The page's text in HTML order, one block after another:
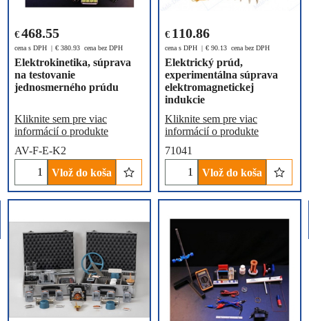
€ 468.55
cena s DPH € 380.93 cena bez DPH
Elektrokinetika, súprava
na testovanie
jednosmerného prúdu
Kliknite sem pre viac
informácií o produkte
AV-F-E-K2
Vlož do koša
€ 110.86
cena s DPH € 90.13 cena bez DPH
Elektrický prúd,
experimentálna súprava
elektromagnetickej
indukcie
Kliknite sem pre viac
informácií o produkte
71041
Vlož do koša